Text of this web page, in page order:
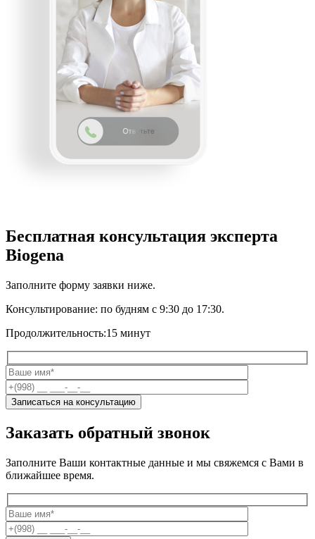
Бесплатная консультация эксперта
Biogena
Заполните форму заявки ниже.
Консультирование: по будням с 9:30 до 17:30.
Продолжительность:15 минут
Заказать обратный звонок
Заполните Ваши контактные данные и мы свяжемся с Вами в
ближайшее время.